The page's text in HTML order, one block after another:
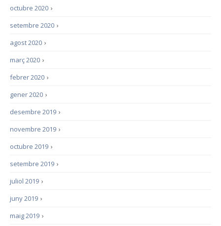
›
octubre 2020
›
setembre 2020
›
agost 2020
›
març 2020
›
febrer 2020
›
gener 2020
›
desembre 2019
›
novembre 2019
›
octubre 2019
›
setembre 2019
›
juliol 2019
›
juny 2019
›
maig 2019